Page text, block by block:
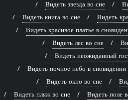
Видеть звезда во сне
Видеть книга во сне
Видеть
Видеть красивое платье в
Видеть лес во сне
Видеть неожиданный
Видеть ночное небо в сновидении
Видеть окно во сне
Видеть пляж во сне
Видеть поле